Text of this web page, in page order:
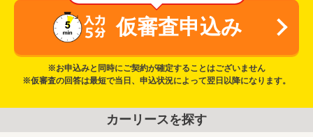
仮審査申込み
※お申込みと同時にご契約が確定することはございません
※仮審査の回答は最短で当日、申込状況によって翌日以降になります。
カーリースを探す